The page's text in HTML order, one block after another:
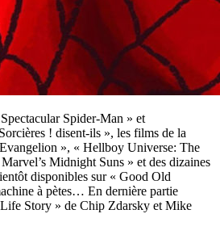
Spider-Man » et
! disent-ils », les films de la
», « Hellboy Universe: The
Midnight Suns » et des dizaines
disponibles sur « Good Old
à pètes… En dernière partie
Story » de Chip Zdarsky et Mike